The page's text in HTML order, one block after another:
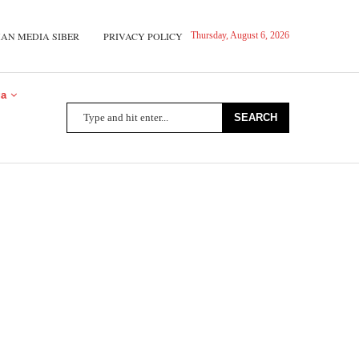
MEDIA SIBER PRIVACY POLICY Thursday, August 6, 2026
SEARCH